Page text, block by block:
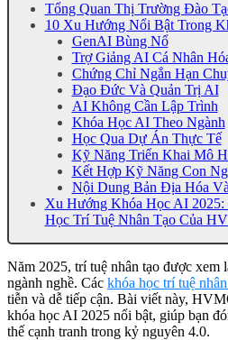
Tổng Quan Thị Trường Đào
10 Xu Hướng Nổi Bật Trong
GenAI Bùng Nổ
Trợ Giảng AI Cá Nhân
Chứng Chỉ Ngắn Hạn
Đạo Đức Và Quản Trị AI
AI Không Cần Lập Trình
Khóa Học AI Theo Ngành
Học Qua Dự Án Thực Tế
Kỹ Năng Triển Khai Mô
Kết Hợp Kỹ Năng Con
Nội Dung Bản Địa Hóa
Xu Hướng Khóa Học AI 2025:
Học Trí Tuệ Nhân Tạo Của
Năm 2025, trí tuệ nhân tạo được xem
ngành nghề. Các khóa học trí tuệ
tiễn và dễ tiếp cận. Bài viết này,
khóa học AI 2025 nổi bật, giúp bạn
thế cạnh tranh trong kỷ nguyên 4.0.